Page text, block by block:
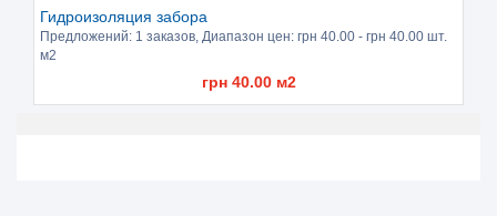
Гидроизоляция забора
Предложений: 1 заказов , Диапазон цен: грн 40.00 - грн 40.00 шт.
м2
грн 40.00м2